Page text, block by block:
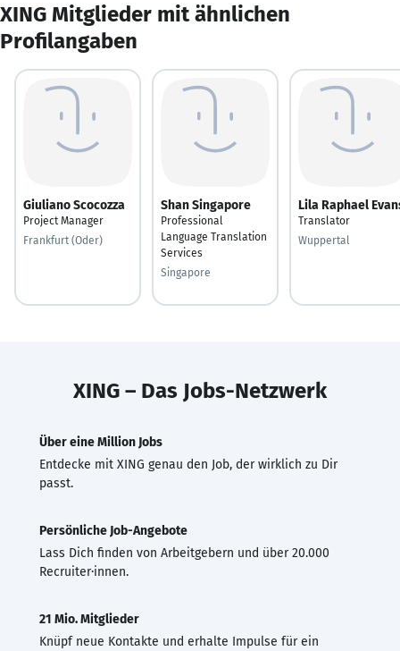
XING Mitglieder mit ähnlichen
Profilangaben
Giuliano Scocozza
Project Manager
Frankfurt (Oder)
Shan Singapore
Professional
Language Translation
Services
Singapore
Lila Raphael
Translator
Wuppertal
XING – Das Jobs-Netzwerk
Über eine Million Jobs
Entdecke mit XING genau den Job, der wirklich zu Dir
passt.
Persönliche Job-Angebote
Lass Dich finden von Arbeitgebern und über 20.000
Recruiter·innen.
21 Mio. Mitglieder
Knüpf neue Kontakte und erhalte Impulse für ein